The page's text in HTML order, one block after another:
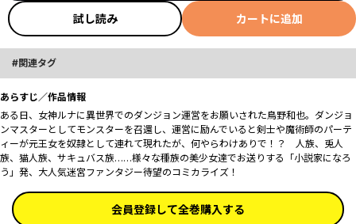
試し読み カートに追加
関連タグ
あらすじ／作品情報
ある日、女神ルナに異世界でのダンジョン運営をお願いされた鳥野和也。ダンジョ
ンマスターとしてモンスターを召還し、運営に励んでいると剣士や魔術師のパーテ
ィーが元王女を奴隷として連れて現れたが、何やらわけありで――！？ 人族、兎人
族、猫人族、サキュバス族……様々な種族の美少女達でお送りする「小説家になろ
う」発、大人気迷宮ファンタジー待望のコミカライズ！
会員登録して全巻購入する